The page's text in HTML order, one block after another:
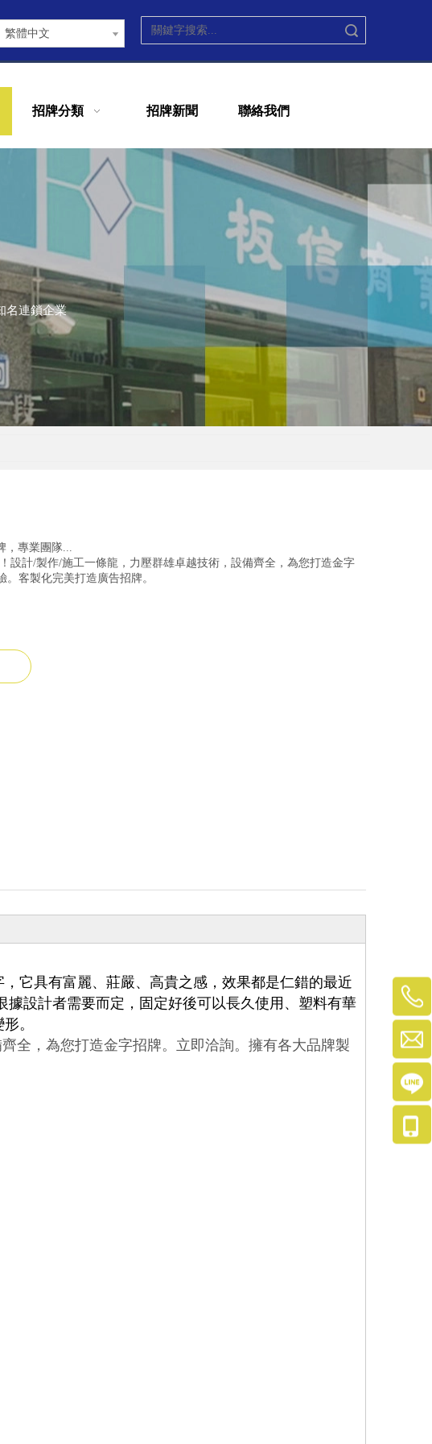
繁體中文
招牌分類 招牌新聞 聯絡我們
名連鎖企業
專業團隊...
設計/製作/施工一條龍，力壓群雄卓越技術，設備齊全，為您打造金字
客製化完美打造廣告招牌。
它具有富麗、莊嚴、高貴之感，效果都是仁錯的最近
設計者需要而定，固定好後可以長久使用、塑料有華
。
全，為您打造金字招牌。立即洽詢。擁有各大品牌製